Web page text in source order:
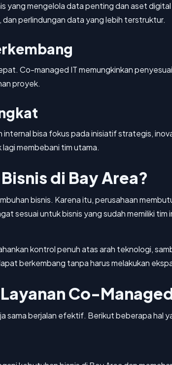
yang mengelola data penting dan aset
perlindungan data yang lebih terstruktur.
Co-managed IT memungkinkan
proyek.
bisa fokus pada inisiatif strategis,
membebani tim utama.
di Bay Area?
bisnis. Karena itu, perusahaan
sesuai untuk bisnis yang sudah memiliki
kontrol penuh atas arah teknologi,
berkembang tanpa harus melakukan
Co-
sama berjalan efektif. Berikut beberapa hal